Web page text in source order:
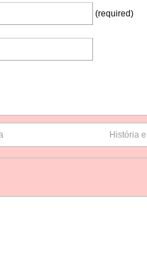
(required)
História